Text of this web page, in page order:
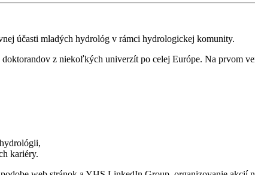
účasti mladých hydrológ v rámci hydrologickej komunity.
z niekoľkých univerzít po celej Európe. Na prvom
kariéry.